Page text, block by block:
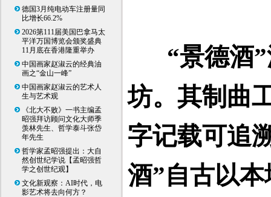
德国3月纯电动车注册量同
比增长66.2%
2026第111届美国巴拿马太
平洋万国博览会颁奖盛典
11月底在香港隆重举办
中国画家赵淑云的经典油
画之“金山一峰”
中国画家赵淑云的艺术人
生与艺术观
《北大不败》一书主编孟
昭强拜访顾问文化大师季
羡林先生、哲学泰斗张岱
年先生
哲学家孟昭强提出：大自
然创世纪学说【孟昭强哲
学之创世纪观】
文化新观察：AI时代，电
影艺术将去向何方？
“景德酒
坊。其制曲
字记载可追
酒”自古以